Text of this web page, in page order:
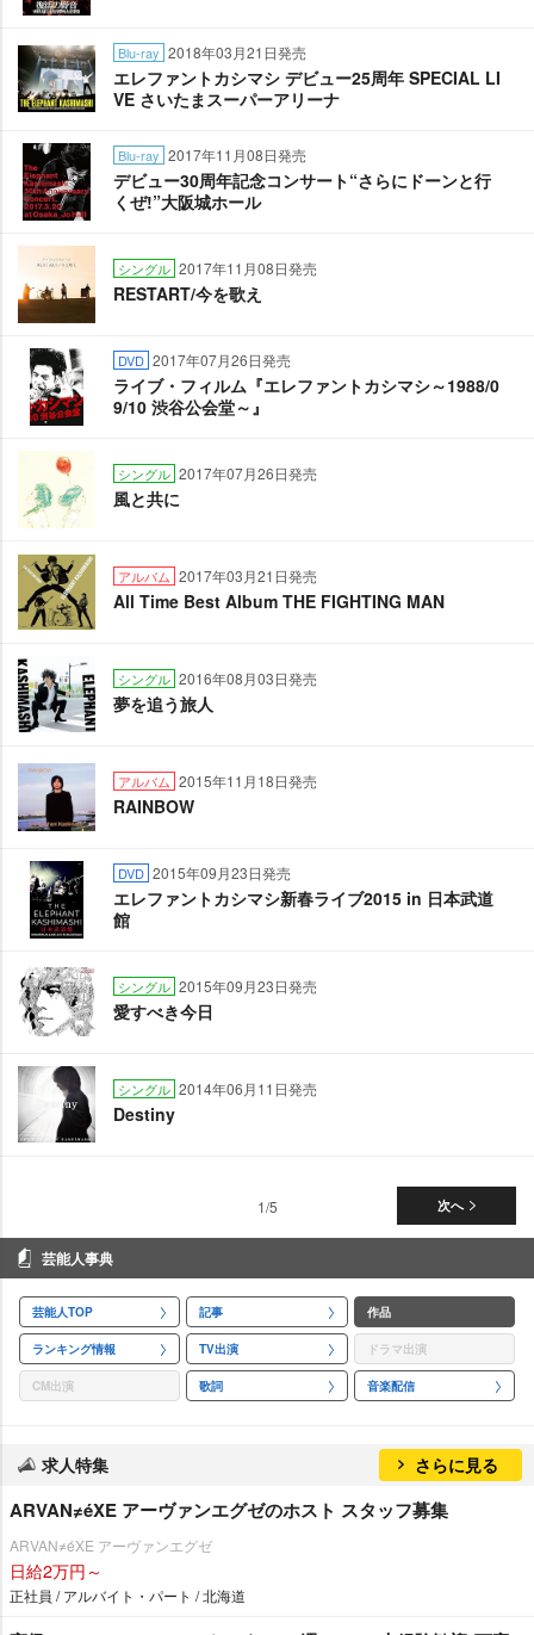
Blu-ray 2018年03月21日発売
エレファントカシマシ デビュー25周年 SPECIAL LI
VE さいたまスーパーアリーナ
Blu-ray 2017年11月08日発売
デビュー30周年記念コンサート“さらにドーンと行
くぜ!”大阪城ホール
シングル 2017年11月08日発売
RESTART/今を歌え
DVD 2017年07月26日発売
ライブ・フィルム『エレファントカシマシ～1988/0
9/10 渋谷公会堂～』
シングル 2017年07月26日発売
風と共に
アルバム 2017年03月21日発売
All Time Best Album THE FIGHTING MAN
シングル 2016年08月03日発売
夢を追う旅人
アルバム 2015年11月18日発売
RAINBOW
DVD 2015年09月23日発売
エレファントカシマシ新春ライブ2015 in 日本武道
館
シングル 2015年09月23日発売
愛すべき今日
シングル 2014年06月11日発売
Destiny
次へ
1/5
芸能人事典
芸能人TOP 記事 作品
ランキング情報 TV出演 ドラマ出演
CM出演 歌詞 音楽配信
求人特集 さらに見る
ARVAN≠éXE アーヴァンエグゼのホスト スタッフ募集
ARVAN≠éXE アーヴァンエグゼ
日給2万円～
正社員 / アルバイト・パート / 北海道